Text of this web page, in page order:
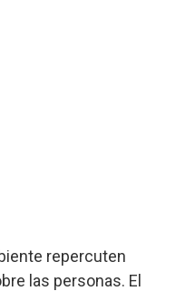
repercuten
las personas. El